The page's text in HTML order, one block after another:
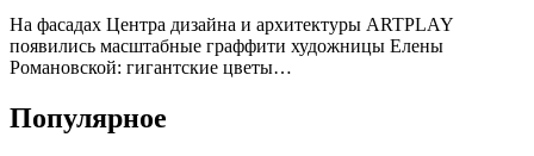
На фасадах Центра дизайна и архитектуры ARTPLAY
появились масштабные граффити художницы Елены
Романовской: гигантские цветы…
Популярное